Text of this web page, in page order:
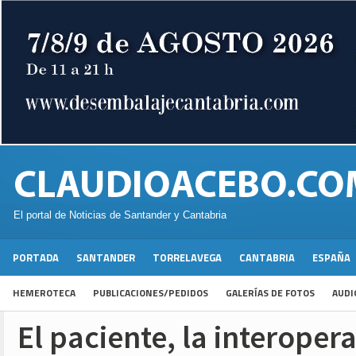
El portal de Noticias de Santander y Cantabria
PORTADA SANTANDER TORRELAVEGA CANTABRIA ESPAÑA
HEMEROTECA PUBLICACIONES/PEDIDOS GALERÍAS DE FOTOS
El paciente, la